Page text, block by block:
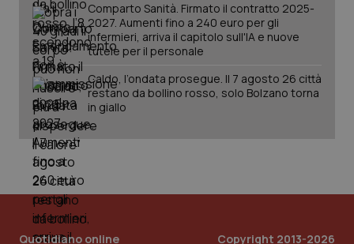
Comparto Sanità. Firmato il contratto 2025-
2027. Aumenti fino a 240 euro per gli
infermieri, arriva il capitolo sull'IA e nuove
tutele per il personale
Caldo, l’ondata prosegue. Il 7 agosto 26 città
restano da bollino rosso, solo Bolzano torna
in giallo
Quotidiano online Copyright 2013-2026
PHPSESSID
PHP.net
www.quotidianosanita.it